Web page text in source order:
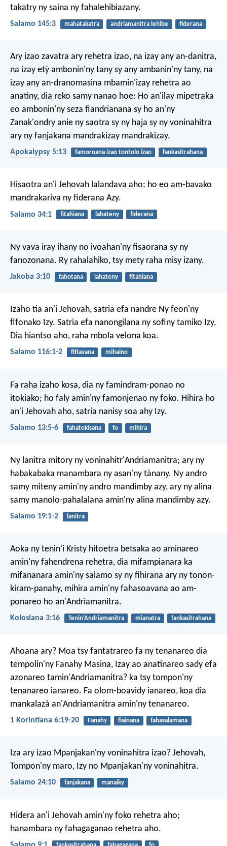
takatry ny saina ny fahalehibiazany.
Salamo 145:3 mahatakatra andriamanitra lehibe fiderana
Ary izao zavatra ary rehetra izao, na izay any an-danitra,
na izay etỳ ambonin'ny tany sy any ambanin'ny tany, na
izay any an-dranomasina mbamin'izay rehetra ao
anatiny, dia reko samy nanao hoe: Ho an'ilay mipetraka
eo ambonin'ny seza fiandrianana sy ho an'ny
Zanak'ondry anie ny saotra sy ny haja sy ny voninahitra
ary ny fanjakana mandrakizay mandrakizay.
Apokalypsy 5:13 famoroana izao tontolo izao
fankasitrahana
Hisaotra an'i Jehovah lalandava aho; ho eo am-bavako
mandrakariva ny fiderana Azy.
Salamo 34:1 fitahiana lahateny fiderana
Ny vava iray ihany no ivoahan'ny fisaorana sy ny
fanozonana. Ry rahalahiko, tsy mety raha misy izany.
Jakoba 3:10 fahotana lahateny fitahiana
Izaho tia an'i Jehovah, satria efa nandre Ny feon'ny
fifonako Izy. Satria efa nanongilana ny sofiny tamiko Izy,
Dia hiantso aho, raha mbola velona koa.
Salamo 116:1-2 fitiavana mihaino
Fa raha izaho kosa, dia ny famindram-ponao no
itokiako; ho faly amin'ny famonjenao ny foko. Hihira ho
an'i Jehovah aho, satria nanisy soa ahy Izy.
Salamo 13:5-6 fahatokisana fo mihira
Ny lanitra mitory ny voninahitr'Andriamanitra; ary ny
habakabaka manambara ny asan'ny tànany. Ny andro
samy miteny amin'ny andro mandimby azy, ary ny alina
samy manolo-pahalalana amin'ny alina mandimby azy.
Salamo 19:1-2 lanitra
Aoka ny tenin'i Kristy hitoetra betsaka ao aminareo
amin'ny fahendrena rehetra, dia mifampianara ka
mifananara amin'ny salamo sy ny fihirana ary ny tonon-
kiram-panahy, mihira amin'ny fahasoavana ao am-
ponareo ho an'Andriamanitra.
Kolosiana 3:16 Tenin'Andriamanitra mianatra fankasitrahana
Ahoana ary? Moa tsy fantatrareo fa ny tenanareo dia
tempolin'ny Fanahy Masina, Izay ao anatinareo sady efa
azonareo tamin'Andriamanitra? ka tsy tompon'ny
tenanareo ianareo. Fa olom-boavidy ianareo, koa dia
mankalazà an'Andriamanitra amin'ny tenanareo.
1 Korintiana 6:19-20 Fanahy fiainana fahasalamana
Iza ary izao Mpanjakan'ny voninahitra izao? Jehovah,
Tompon'ny maro, Izy no Mpanjakan'ny voninahitra.
Salamo 24:10 fanjakana manaiky
Hidera an'i Jehovah amin'ny foko rehetra aho;
hanambara ny fahagaganao rehetra aho.